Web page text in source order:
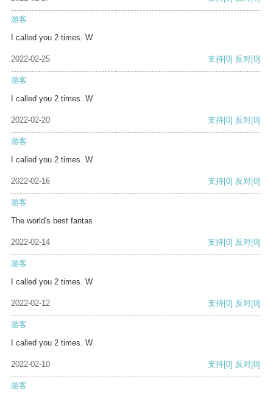
游客
I called you 2 times. W
2022-02-25 支持[0] 反对[0]
游客
I called you 2 times. W
2022-02-20 支持[0] 反对[0]
游客
I called you 2 times. W
2022-02-16 支持[0] 反对[0]
游客
The world's best fantas
2022-02-14 支持[0] 反对[0]
游客
I called you 2 times. W
2022-02-12 支持[0] 反对[0]
游客
I called you 2 times. W
2022-02-10 支持[0] 反对[0]
游客